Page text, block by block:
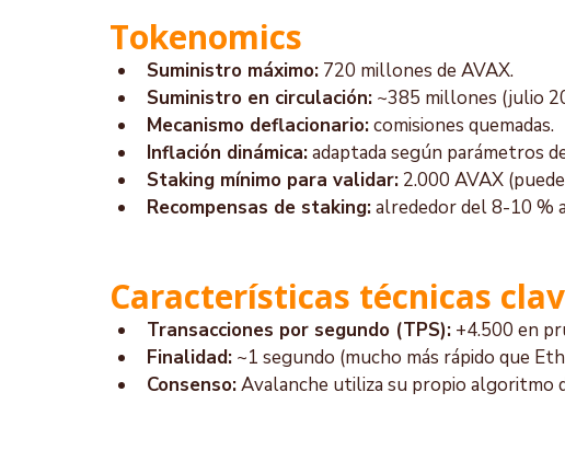
Tokenomics
Suministro máximo: 720 millones de AVAX.
Suministro en circulación: ~385 millones (julio
Mecanismo deflacionario: comisiones quemadas.
Inflación dinámica: adaptada según parámetros
Staking mínimo para validar: 2.000 AVAX
Recompensas de staking: alrededor del 8-10 %
Características técnicas
Transacciones por segundo (TPS): +4.500 en
Finalidad: ~1 segundo (mucho más rápido que
Consenso: Avalanche utiliza su propio algoritmo